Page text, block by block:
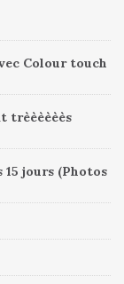
Colour touch
trèèèèèès
jours (Photos